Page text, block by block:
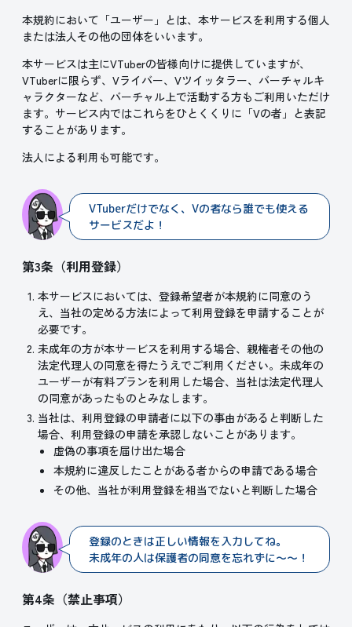
本規約において「ユーザー」とは、本サービスを利用する個人
または法人その他の団体をいいます。
本サービスは主にVTuberの皆様向けに提供していますが、
VTuberに限らず、Vライバー、Vツイッタラー、バーチャルキ
ャラクターなど、バーチャル上で活動する方もご利用いただけ
ます。サービス内ではこれらをひとくくりに「Vの者」と表記
することがあります。
法人による利用も可能です。
VTuberだけでなく、Vの者なら誰でも使える
サービスだよ！
第3条（利用登録）
本サービスにおいては、登録希望者が本規約に同意のう
え、当社の定める方法によって利用登録を申請することが
必要です。
未成年の方が本サービスを利用する場合、親権者その他の
法定代理人の同意を得たうえでご利用ください。未成年の
ユーザーが有料プランを利用した場合、当社は法定代理人
の同意があったものとみなします。
当社は、利用登録の申請者に以下の事由があると判断した
場合、利用登録の申請を承認しないことがあります。
虚偽の事項を届け出た場合
本規約に違反したことがある者からの申請である場合
その他、当社が利用登録を相当でないと判断した場合
登録のときは正しい情報を入力してね。
未成年の人は保護者の同意を忘れずに～～！
第4条（禁止事項）